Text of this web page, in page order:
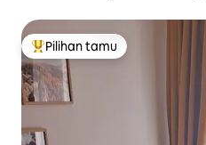
Pilihan tamu terpopuler
Pilihan tamu